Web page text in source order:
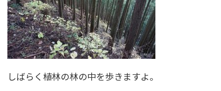
しばらく植林の林の中を歩きますよ。